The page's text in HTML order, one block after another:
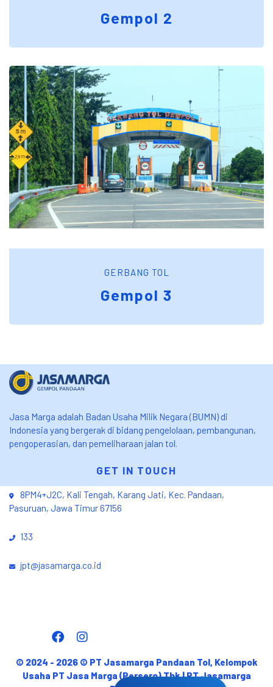
Gempol 2
GERBANG TOL
Gempol 3
Jasa Marga adalah Badan Usaha Milik Negara (BUMN) di
Indonesia yang bergerak di bidang pengelolaan, pembangunan,
pengoperasian, dan pemeliharaan jalan tol.
GET IN TOUCH
8PM4+J2C, Kali Tengah, Karang Jati, Kec. Pandaan,
Pasuruan, Jawa Timur 67156
133
jpt@jasamarga.co.id
© 2024 - 2026© PT Jasamarga Pandaan Tol, Kelompok
Usaha PT Jasa Marga (Persero) Tbk | PT Jasamarga